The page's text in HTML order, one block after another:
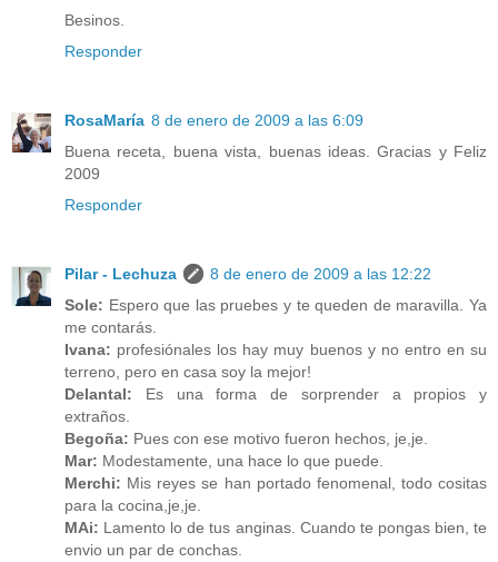
Besinos.
Responder
RosaMaría 8 de enero de 2009 a las 6:09
Buena receta, buena vista, buenas ideas. Gracias y Feliz
2009
Responder
Pilar - Lechuza
8 de enero de 2009 a las 12:22
Sole: Espero que las pruebes y te queden de maravilla. Ya
me contarás.
Ivana: profesiónales los hay muy buenos y no entro en su
terreno, pero en casa soy la mejor!
Delantal: Es una forma de sorprender a propios y
extraños.
Begoña: Pues con ese motivo fueron hechos, je,je.
Mar: Modestamente, una hace lo que puede.
Merchi: Mis reyes se han portado fenomenal, todo cositas
para la cocina,je,je.
MAi: Lamento lo de tus anginas. Cuando te pongas bien, te
envio un par de conchas.